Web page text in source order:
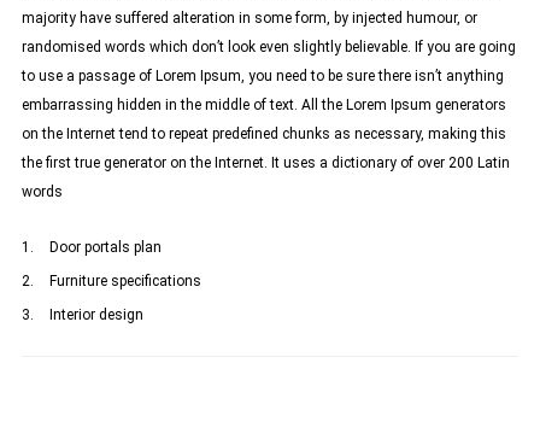
majority have suffered alteration in some form, by injected humour, or
randomised words which don’t look even slightly believable. If you are going
to use a passage of Lorem Ipsum, you need to be sure there isn’t anything
embarrassing hidden in the middle of text. All the Lorem Ipsum generators
on the Internet tend to repeat predefined chunks as necessary, making this
the first true generator on the Internet. It uses a dictionary of over 200 Latin
words
Door portals plan
Furniture specifications
Interior design